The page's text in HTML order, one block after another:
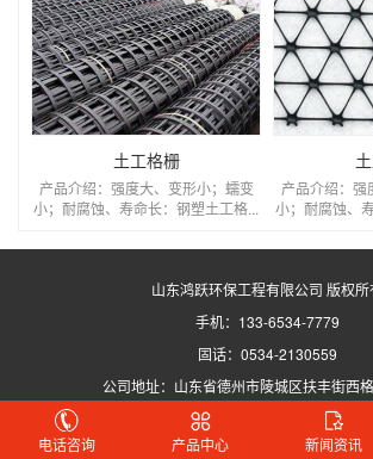
土工格栅
产品介绍：强度大、变形小；蠕变
小；耐腐蚀、寿命长：钢塑土工格...
产品介绍：强
小；耐腐蚀、
山东鸿跃环保工程有限公司 版权所
手机：133-6534-7779
固话：0534-2130559
公司地址：山东省德州市陵城区扶丰街西
鲁公网安备37140302000613号 备案号：
鲁ICP
电话咨询
产品中心 新闻资讯